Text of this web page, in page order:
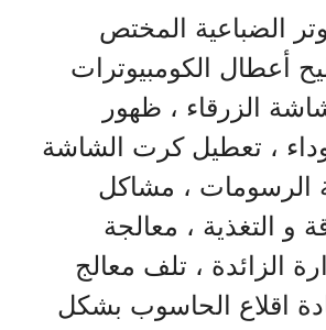
الضباعية المختص
أعطال الكومبيوترات
الزرقاء ، ظهور
، تعطيل كرت الشاشة
الرسومات ، مشاكل
و التغذية ، معالجة
الزائدة ، تلف معالج
اقلاع الحاسوب بشكل